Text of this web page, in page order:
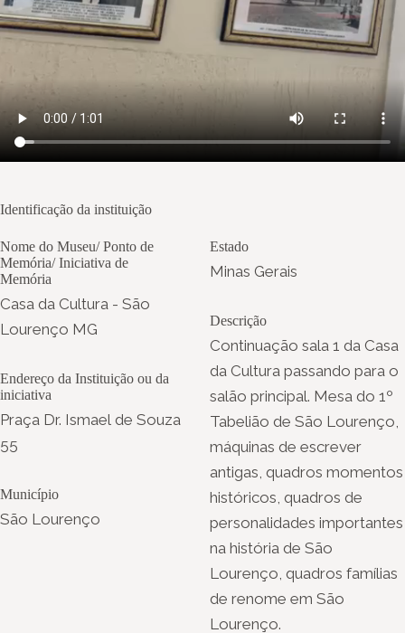
Identificação da instituição
Nome do Museu/ Ponto de
Memória/ Iniciativa de
Memória
Casa da Cultura - São
Lourenço MG
Endereço da Instituição ou da
iniciativa
Praça Dr. Ismael de Souza
55
Município
São Lourenço
Estado
Minas Gerais
Descrição
Continuação sala 1 da Casa
da Cultura passando para o
salão principal. Mesa do 1º
Tabelião de São Lourenço,
máquinas de escrever
antigas, quadros momentos
históricos, quadros de
personalidades importantes
na história de São
Lourenço, quadros famílias
de renome em São
Lourenço.